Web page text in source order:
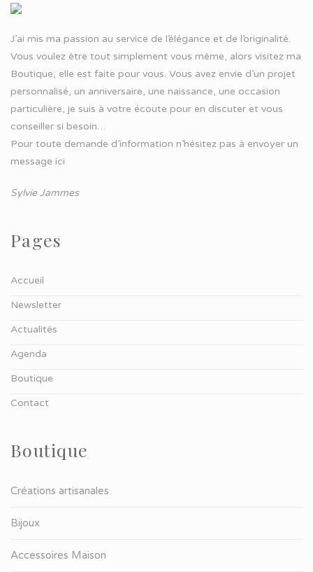
J’ai mis ma passion au service de l’élégance et de l’originalité.
Vous voulez être tout simplement vous même, alors visitez ma
Boutique, elle est faite pour vous. Vous avez envie d’un projet
personnalisé, un anniversaire, une naissance, une occasion
particulière, je suis à votre écoute pour en discuter et vous
conseiller si besoin…
Pour toute demande d’information n’hésitez pas à envoyer un
message ici
Sylvie Jammes
Pages
Accueil
Newsletter
Actualités
Agenda
Boutique
Contact
Boutique
Créations artisanales
Bijoux
Accessoires Maison